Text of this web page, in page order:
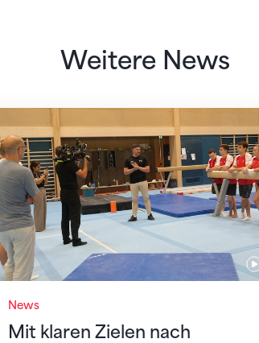
Weitere News
News
Mit klaren Zielen nach
Mit klaren Zielen nach Zagreb